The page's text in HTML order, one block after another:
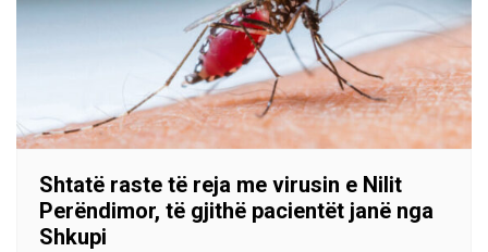
Shtatë raste të reja me virusin e Nilit
Perëndimor, të gjithë pacientët janë nga
Shkupi